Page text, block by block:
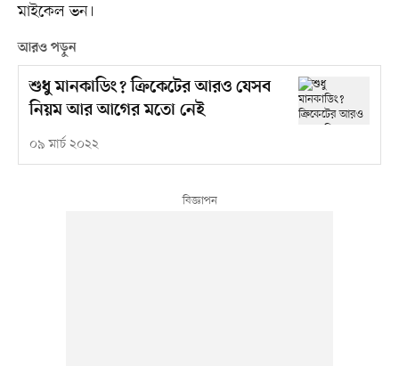
মাইকেল ভন।
আরও পড়ুন
শুধু মানকাডিং? ক্রিকেটের আরও যেসব
নিয়ম আর আগের মতো নেই
০৯ মার্চ ২০২২